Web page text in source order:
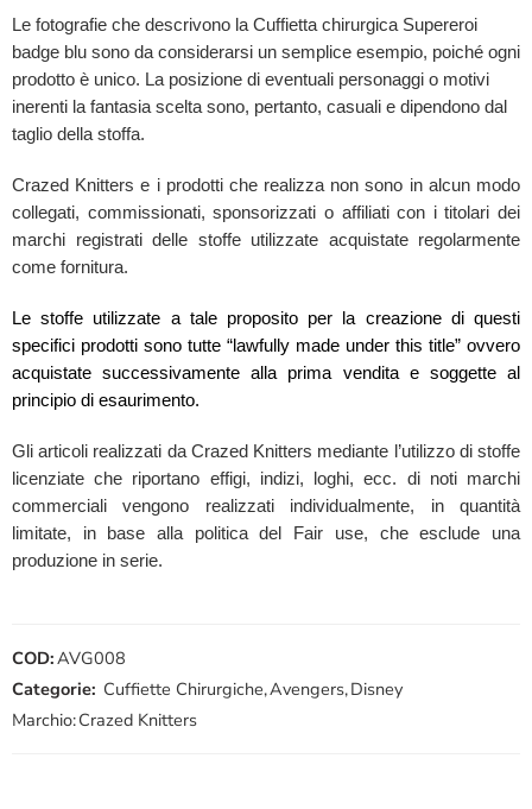
Le fotografie che descrivono la Cuffietta chirurgica Supereroi
badge blu sono da considerarsi un semplice esempio, poiché ogni
prodotto è unico. La posizione di eventuali personaggi o motivi
inerenti la fantasia scelta sono, pertanto, casuali e dipendono dal
taglio della stoffa.
Crazed Knitters e i prodotti che realizza non sono in alcun modo
collegati, commissionati, sponsorizzati o affiliati con i titolari dei
marchi registrati delle stoffe utilizzate acquistate regolarmente
come fornitura.
Le stoffe utilizzate a tale proposito per la creazione di questi
specifici prodotti sono tutte “lawfully made under this title” ovvero
acquistate successivamente alla prima vendita e soggette al
principio di esaurimento.
Gli articoli realizzati da Crazed Knitters mediante l’utilizzo di stoffe
licenziate che riportano effigi, indizi, loghi, ecc. di noti marchi
commerciali vengono realizzati individualmente, in quantità
limitate, in base alla politica del Fair use, che esclude una
produzione in serie.
COD:AVG008
Categorie: Cuffiette Chirurgiche,Avengers,Disney
Marchio:Crazed Knitters